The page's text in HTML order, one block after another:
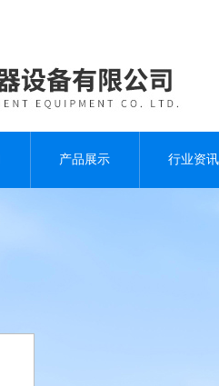
产品展示 行业资讯